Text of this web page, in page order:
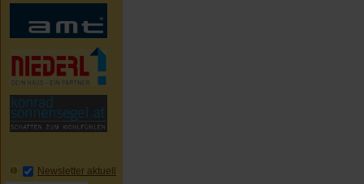
Newsletter aktuell